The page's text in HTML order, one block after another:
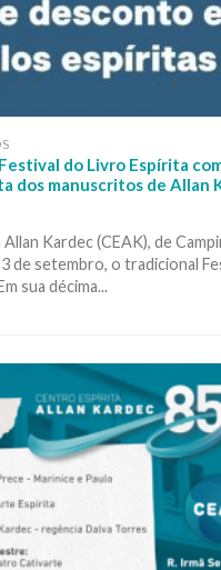
do Livro Espírita
dos manuscritos de Allan
Kardec (CEAK), de
de setembro, o tradicional
sua décima...